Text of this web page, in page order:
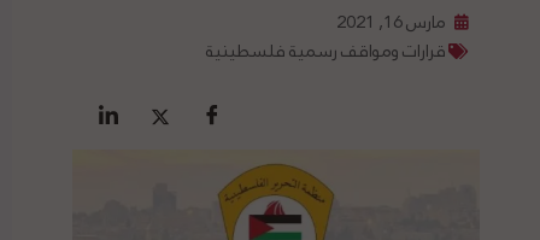
مارس 16, 2021
قرارات ومواقف رسمية فلسطينية